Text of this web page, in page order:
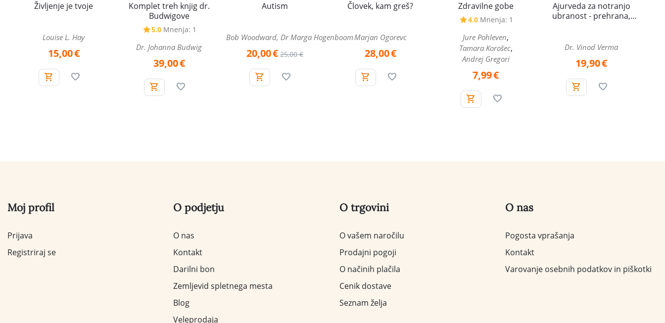
Življenje je tvoje
Louise L. Hay
15,00€
Komplet treh knjig dr.
Budwigove
5.0 Mnenja: 1
Dr. Johanna Budwig
39,00€
Autism
Bob Woodward, Dr Marga Hogenboom
20,00€ 25,00 €
Človek, kam greš?
Marjan Ogorevc
28,00€
Zdravilne gobe
4.0 Mnenja: 1
Jure Pohleven,
Tamara Korošec,
Andrej Gregori
7,99€
Ajurveda za notranjo
ubranost - prehrana,
Dr. Vinod Verma
19,90€
Moj profil
Prijava
Registriraj se
O podjetju
O nas
Kontakt
Darilni bon
Zemljevid spletnega mesta
Blog
Veleprodaja
O trgovini
O vašem naročilu
Prodajni pogoji
O načinih plačila
Cenik dostave
Seznam želja
O nas
Pogosta vprašanja
Kontakt
Varovanje osebnih podatkov in piškotki